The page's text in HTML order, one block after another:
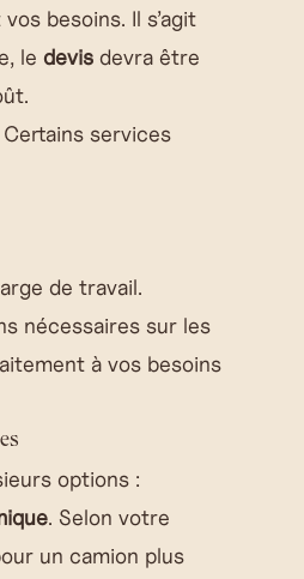
besoins. Il s’agit
le devis devra être
Certains services
de travail.
nécessaires sur les
à vos besoins
options :
. Selon votre
un camion plus